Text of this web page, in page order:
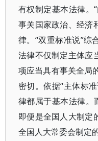
有权制定基本法律。
事关国家政治、经济
律。“双重标准说”综
法律不仅制定主体应
项应当具有事关全局
密切。依据“主体标
律都属于基本法律。
即便是全国人大制定
全国人大常委会制定